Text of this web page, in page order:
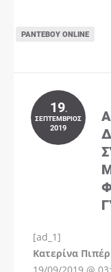
ΡΑΝΤΕΒΟΎ ONLINE
19.
ΣΕΠΤΈΜΒΡΙΟΣ
2019
[ad_1]
Kατερίνα
19/09/2019 @